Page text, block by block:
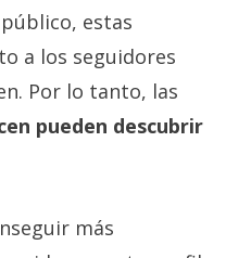
estas
a los seguidores
Por lo tanto, las
pueden descubrir
más